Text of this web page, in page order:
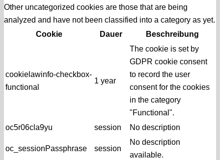
Other uncategorized cookies are those that are being
analyzed and have not been classified into a category as yet.
Cookie
Dauer Beschreibung
cookielawinfo-checkbox-
functional
1 year
The cookie is set by
GDPR cookie consent
to record the user
consent for the cookies
in the category
"Functional".
oc5r06cla9yu
session No description
oc_sessionPassphrase session
No description
available.